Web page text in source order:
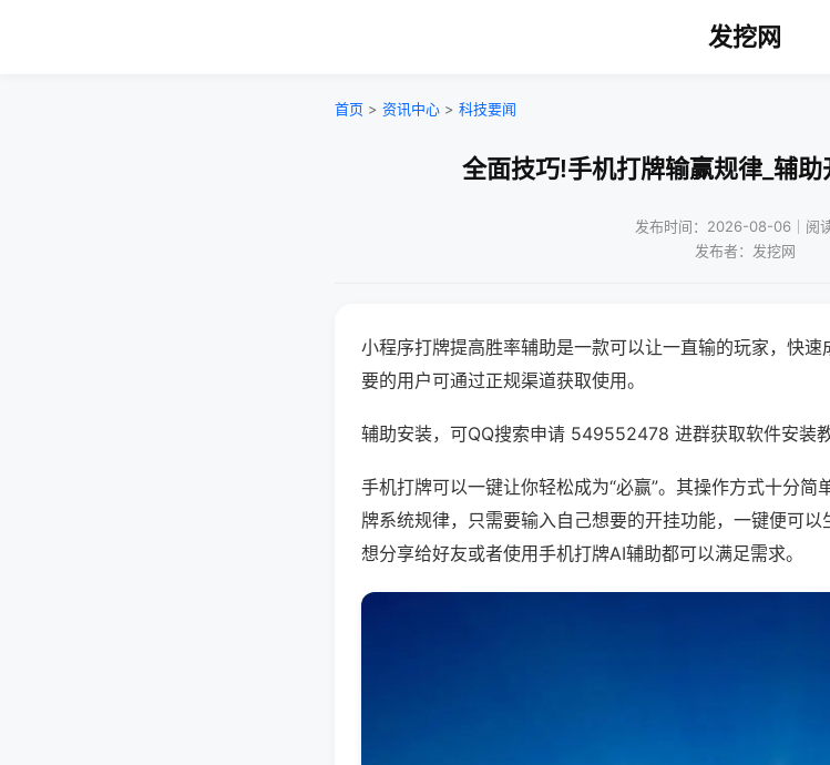
发挖网
首页 > 资讯中心 > 科技要闻
全面技巧!手机打牌输赢规律_辅
发布时间：2026-08-06｜阅
发布者：发挖网
小程序打牌提高胜率辅助是一款可以让一直输的玩家，快速
要的用户可通过正规渠道获取使用。
辅助安装，可QQ搜索申请 549552478 进群获取软件安装
手机打牌可以一键让你轻松成为“必赢”。其操作方式十分
牌系统规律，只需要输入自己想要的开挂功能，一键便可
想分享给好友或者使用手机打牌AI辅助都可以满足需求。